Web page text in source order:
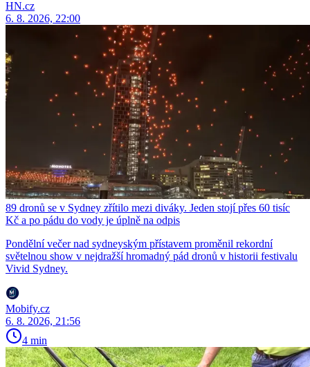
HN.cz
6. 8. 2026, 22:00
89 dronů se v Sydney zřítilo mezi diváky. Jeden stojí přes 60 tisíc
Kč a po pádu do vody je úplně na odpis
Pondělní večer nad sydneyským přístavem proměnil rekordní
světelnou show v nejdražší hromadný pád dronů v historii festivalu
Vivid Sydney.
Mobify.cz
6. 8. 2026, 21:56
4 min